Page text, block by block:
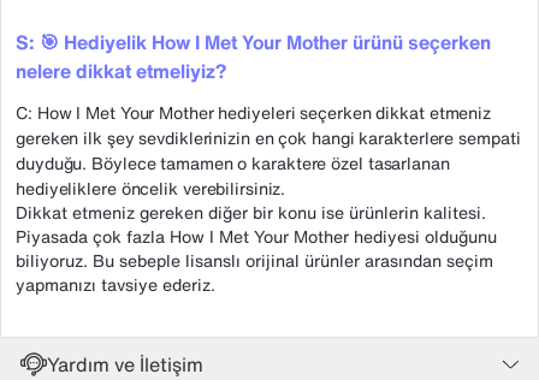
S: 🎯 Hediyelik How I Met Your Mother ürünü seçerken
nelere dikkat etmeliyiz?
C: How I Met Your Mother hediyeleri seçerken dikkat etmeniz
gereken ilk şey sevdiklerinizin en çok hangi karakterlere sempati
duyduğu. Böylece tamamen o karaktere özel tasarlanan
hediyeliklere öncelik verebilirsiniz.
Dikkat etmeniz gereken diğer bir konu ise ürünlerin kalitesi.
Piyasada çok fazla How I Met Your Mother hediyesi olduğunu
biliyoruz. Bu sebeple lisanslı orijinal ürünler arasından seçim
yapmanızı tavsiye ederiz.
Yardım ve İletişim